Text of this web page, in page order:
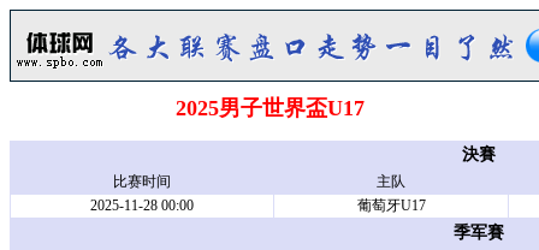
2025男子世界盃U17
決賽
比赛时间
主队
2025-11-28 00:00
葡萄牙U17
季军賽